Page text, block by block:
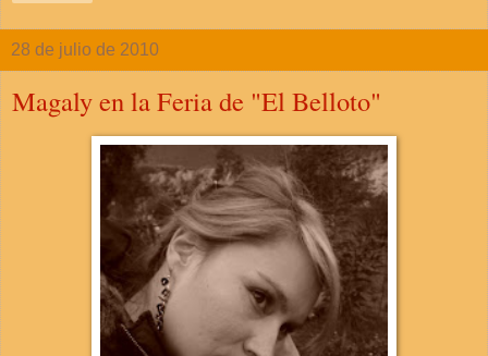
28 de julio de 2010
Magaly en la Feria de "El Belloto"